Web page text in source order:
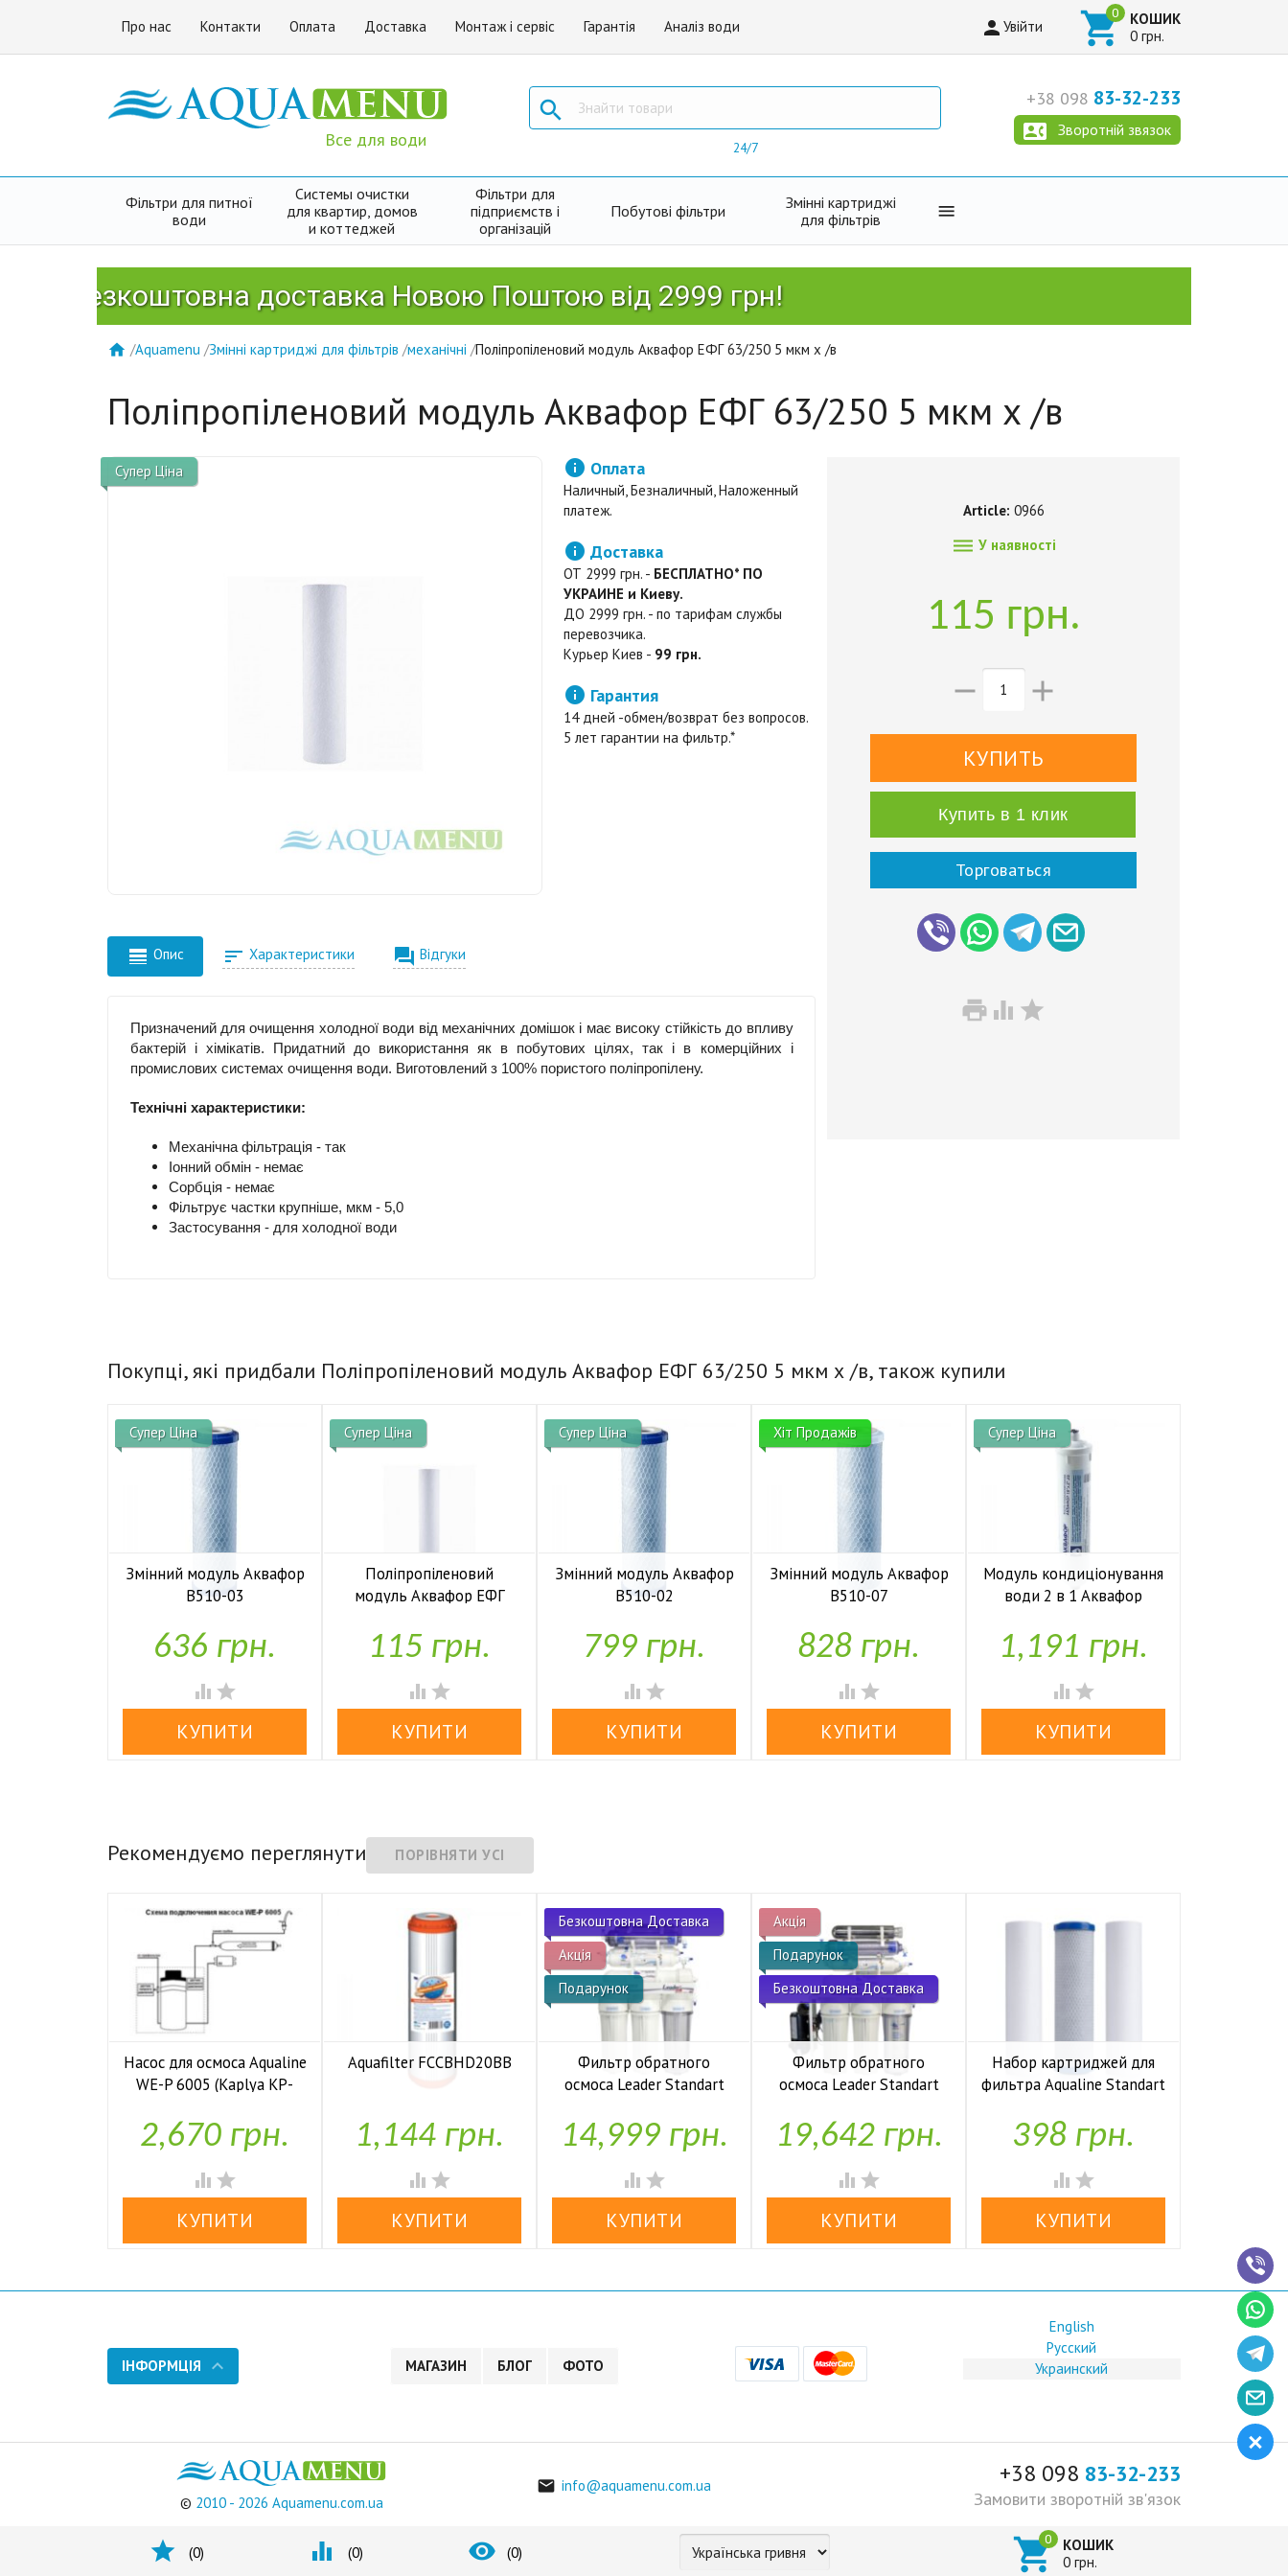
Про нас Контакти Оплата Доставка Монтаж і сервіс Гарантія Аналіз води Увійти  КОШИК
0 грн.
Все для води

24/7
+38 098 83-32-233
Зворотній звязок
Фільтри для питної
води
Системы очистки
для квартир, домов
и коттеджей
Фільтри для
підприємств і
організацій
Побутові фільтри
Змінні картриджі
для фільтрів

Безкоштовна доставка Новою Поштою від 2999 грн!
 /Aquamenu /Змінні картриджі для фільтрів /механічні /Поліпропіленовий модуль Аквафор ЕФГ 63/250 5 мкм х /в
Поліпропіленовий модуль Аквафор ЕФГ 63/250 5 мкм х /в
Article: 0966
 У наявності
115 грн.
 
Купить в 1 клик
Торговаться
  
Супер Ціна  Оплата
Наличный, Безналичный, Наложенный
платеж.
 Доставка
ОТ 2999 грн. - БЕСПЛАТНО* ПО
УКРАИНЕ и Киеву.
ДО 2999 грн. - по тарифам службы
перевозчика.
Курьер Киев - 99 грн.
 Гарантия
14 дней -обмен/возврат без вопросов.
5 лет гарантии на фильтр.*
 Опис  Характеристики  Відгуки
Призначений для очищення холодної води від механічних домішок і має високу стійкість до впливу
бактерій і хімікатів. Придатний до використання як в побутових цілях, так і в комерційних і
промислових системах очищення води. Виготовлений з 100% пористого поліпропілену.
Технічні характеристики:
Механічна фільтрація - так
Іонний обмін - немає
Сорбція - немає
Фільтрує частки крупніше, мкм - 5,0
Застосування - для холодної води
Покупці, які придбали Поліпропіленовий модуль Аквафор ЕФГ 63/250 5 мкм х /в, також купили
Супер Ціна
Змінний модуль Аквафор
B510-03
У наявності
636 грн.
 
Супер Ціна
Поліпропіленовий
модуль Аквафор ЕФГ
У наявності
115 грн.
 
Супер Ціна
Змінний модуль Аквафор
B510-02
У наявності
799 грн.
 
Хіт Продажів
Змінний модуль Аквафор
B510-07
У наявності
828 грн.
 
Супер Ціна
Модуль кондиціонування
води 2 в 1 Аквафор
 У наявності
1,191 грн.
 
Рекомендуємо переглянути
Насос для осмоса Aqualine
WE-P 6005 (Kaplya KP-
 У наявності
2,670 грн.
 
Aquafilter FCCBHD20BB
1,144 грн.
 
Безкоштовна Доставка
Акція
Подарунок
Фильтр обратного
осмоса Leader Standart
У наявності
14,999 грн.
 
Акція
Подарунок
Безкоштовна Доставка
Фильтр обратного
осмоса Leader Standart
У наявності
19,642 грн.
 
Набор картриджей для
фильтра Aqualine Standart
 У наявності
398 грн.
 
ІНФОРМЦІЯ МАГАЗИН БЛОГ ФОТО
English
Русский
Украинский
© 2010 - 2026 Aquamenu.com.ua
 info@aquamenu.com.ua +38 098 83-32-233
Замовити зворотній зв'язок
 (0)  (0)  (0)  КОШИК
0 грн.